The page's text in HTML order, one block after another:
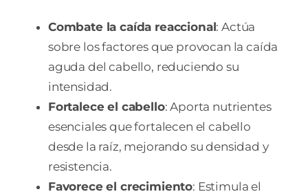
Combate la caída reaccional: Actúa
sobre los factores que provocan la caída
aguda del cabello, reduciendo su
intensidad.
Fortalece el cabello: Aporta nutrientes
esenciales que fortalecen el cabello
desde la raíz, mejorando su densidad y
resistencia.
Favorece el crecimiento: Estimula el